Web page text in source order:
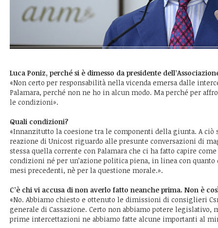
Luca Poniz, perché si è dimesso da presidente
«Non certo per responsabilità nella vicenda emersa dalle
Palamara, perché non ne ho in alcun modo. Ma perché per
le condizioni».
Quali condizioni?
«Innanzitutto la coesione tra le componenti della giunta. A
reazione di Unicost riguardo alle presunte conversazioni di
stessa quella corrente con Palamara che ci ha fatto capire
condizioni né per un’azione politica piena, in linea con quanto
mesi precedenti, nè per la questione morale.».
C’è chi vi accusa di non averlo fatto neanche prima. Non è
«No. Abbiamo chiesto e ottenuto le dimissioni di consiglieri
generale di Cassazione. Certo non abbiamo potere legislativo,
prime intercettazioni ne abbiamo fatte alcune importanti al